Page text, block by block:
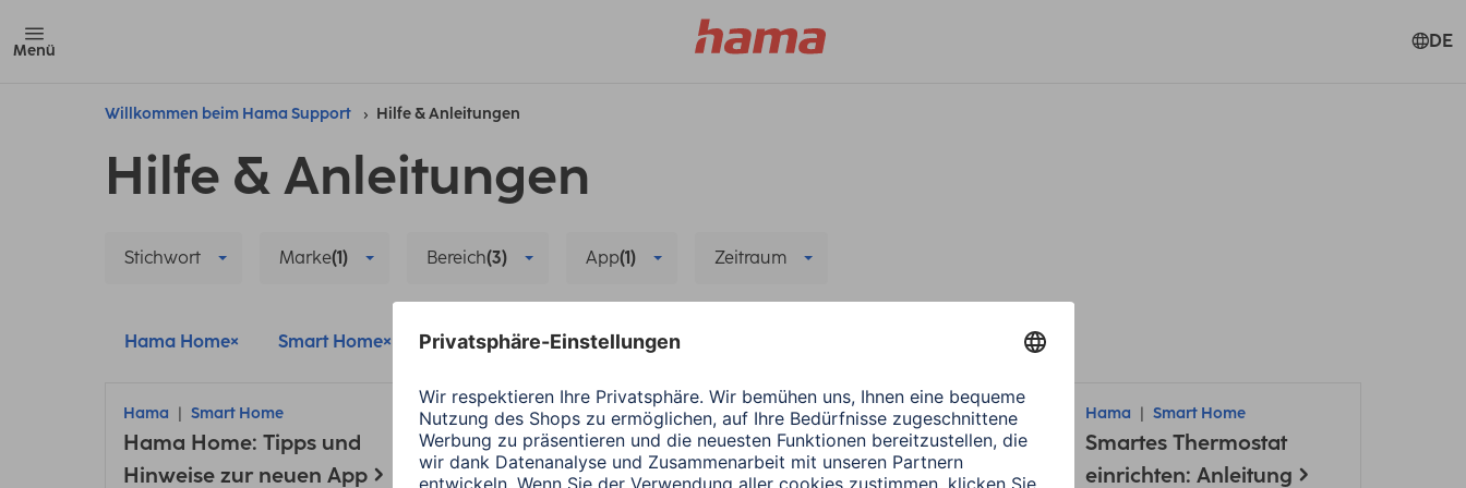
Menü DE
Willkommen beim Hama Support Hilfe & Anleitungen
Hilfe & Anleitungen
Stichwort Marke(1) Bereich(3) App(1) Zeitraum
Hama Home Smart Home Hama Alle Filter löschen
Hama Smart Home
Hama Home: Tipps und
Hinweise zur neuen App
Hama Smart Home
Hama Kamera
deinstallieren und neu
Hama Smart Home
Familienfreigabe in
Hama Home - Anleitung
Hama Smart Home
Smartes Thermostat
einrichten: Anleitung